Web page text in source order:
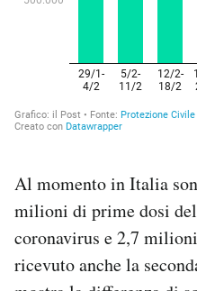
Al momento in Italia
milioni di prime dosi
coronavirus e 2,7
ricevuto anche la